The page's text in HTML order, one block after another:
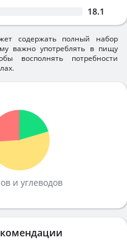
18.1
содержать полный набор
важно употреблять в пищу
восполнять потребности
и углеводов